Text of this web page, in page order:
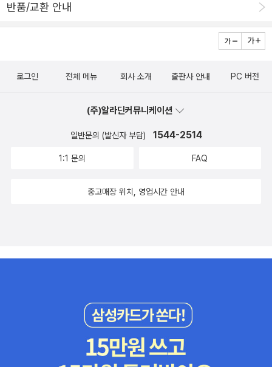
반품/교환 안내
로그인 전체 메뉴 회사 소개 출판사 안내 PC 버전
(주)알라딘커뮤니케이션
일반문의 (발신자 부담) 1544-2514
1:1 문의 FAQ
중고매장 위치, 영업시간 안내